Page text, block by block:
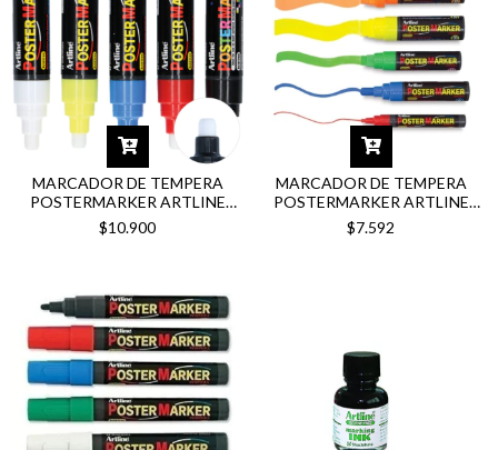
MARCADOR DE TEMPERA
POSTERMARKER ARTLINE
6MM
$10.900
MARCADOR DE TEMPERA
POSTERMARKER ARTLINE
12MM
$7.592